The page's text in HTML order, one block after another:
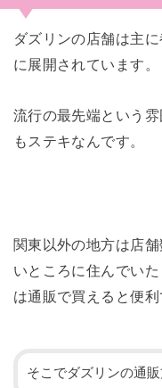
ダズリンの店舗は主
に展開され ています。
流行の最先端という雰
もステキなんです。
関東以外の地方は店舗
いところに住んでい
は通販で買えると便利
そこでダズリンの通